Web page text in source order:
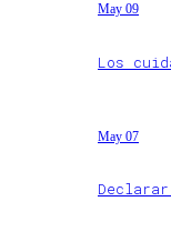
May 09
Los
May 07